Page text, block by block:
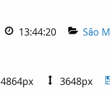
13:44:20
São
4864px
3648px